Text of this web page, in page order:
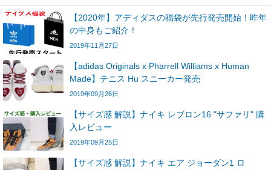
【2020年】アディダスの福袋が先行発売開始！昨年
の中身もご紹介！
2019年11月27日
【adidas Originals x Pharrell Williams x Human
Made】テニス Hu スニーカー発売
2019年09月26日
【サイズ感 解説】ナイキ レブロン16 "サファリ" 購
入レビュー
2019年09月25日
【サイズ感 解説】ナイキ エア ジョーダン1 ロ